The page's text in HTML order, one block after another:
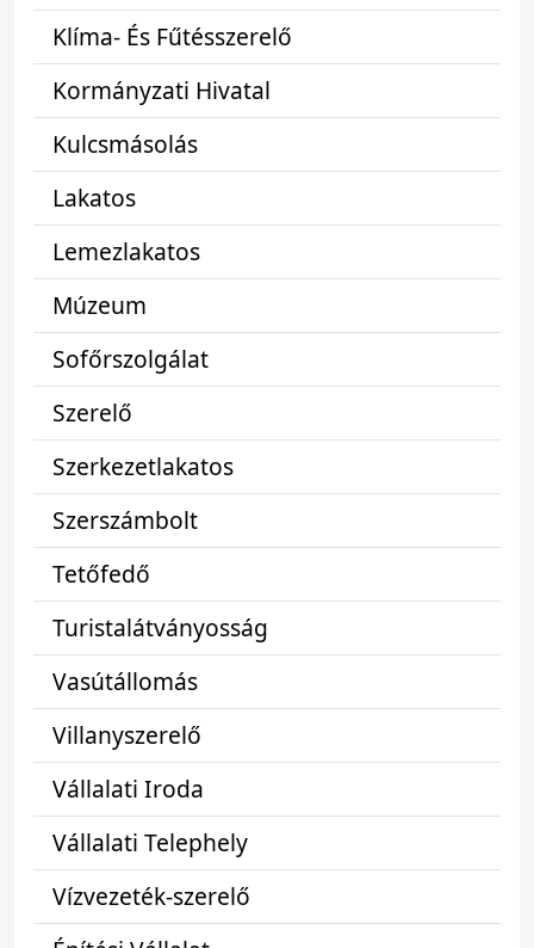
Klíma- És Fűtésszerelő
Kormányzati Hivatal
Kulcsmásolás
Lakatos
Lemezlakatos
Múzeum
Sofőrszolgálat
Szerelő
Szerkezetlakatos
Szerszámbolt
Tetőfedő
Turistalátványosság
Vasútállomás
Villanyszerelő
Vállalati Iroda
Vállalati Telephely
Vízvezeték-szerelő